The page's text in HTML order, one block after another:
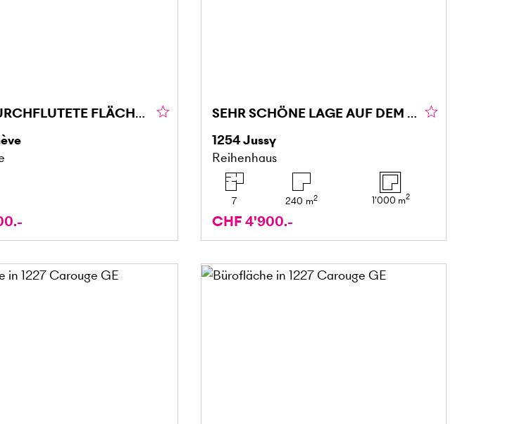
LICHTDURCHFLUTETE FLÄCHE IN EAUX-VIVES (1)
SEHR SCHÖNE LAGE AUF DEM LAND
1254Jussy
Reihenhaus
7 240 m2 1'000 m2
CHF 4'900.-